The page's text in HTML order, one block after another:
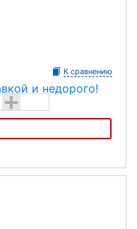
К сравнению
+